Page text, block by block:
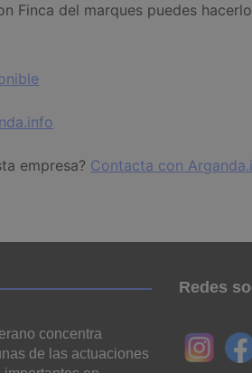
Finca del marques puedes
empresa? Contacta con
concentra
de las actuaciones
Redes